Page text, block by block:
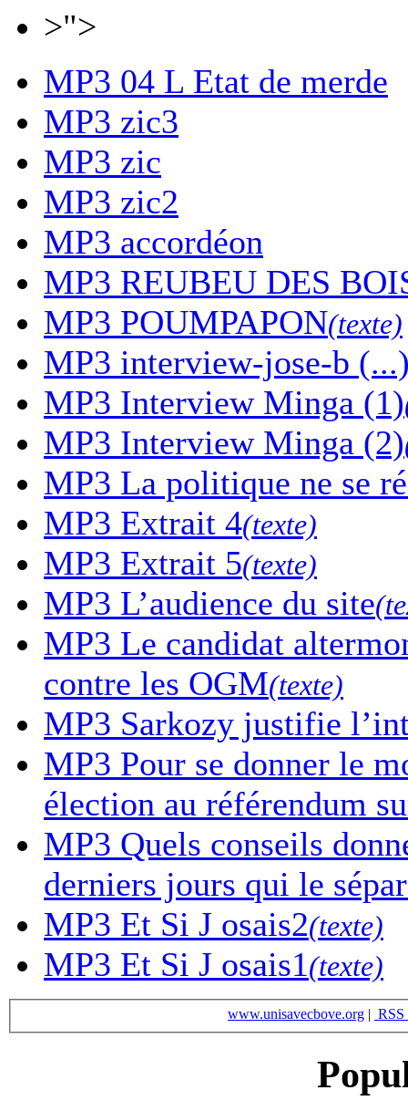
>">
MP3 04 L Etat de merde
MP3 zic3
MP3 zic
MP3 zic2
MP3 accordéon
MP3 REUBEU DES
MP3 POUMPAPON(texte)
MP3 interview-jose-b
MP3 Interview Minga (1)
MP3 Interview Minga (2)
MP3 La politique ne se
MP3 Extrait 4(texte)
MP3 Extrait 5(texte)
MP3 L’audience du site
MP3 Le candidat
contre les OGM(texte)
MP3 Sarkozy justifie
MP3 Pour se donner le
élection au référendum
MP3 Quels conseils
derniers jours qui le
MP3 Et Si J osais2(texte)
MP3 Et Si J osais1(texte)
www.unisavecbove.org | RSS